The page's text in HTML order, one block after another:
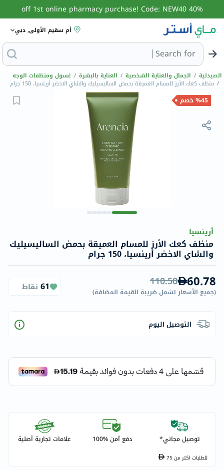
40% off 1st online pharmacy purchase! Code: NEW40
أم سقيم الأولى, دبي
Search forالبحث عن مزيل عرق
الصيدلية / الجمال والعناية الشخصية / العناية بالبشرة / غسول ومنظفات الوجه
/ منظف كعك الأرز للمسام العميقة بحمض الساليسيليك والشاي الاخضر أرينسيا، 150 جرام
%45 خصم
أرينسيا
منظف كعك الأرز للمسام العميقة بحمض الساليسيليك
والشاي الاخضر أرينسيا، 150 جرام
60.78
110.50
(جميع الأسعار تشمل ضريبة القيمة المضافة)
61 نقاط
التوصيل اليوم
توصيل مجاني* دفع آمن %100 علامات تجارية أصلية
للطلبات اكتر من75